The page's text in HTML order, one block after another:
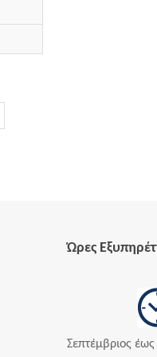
Ώρες
Σεπτέμβριος έως